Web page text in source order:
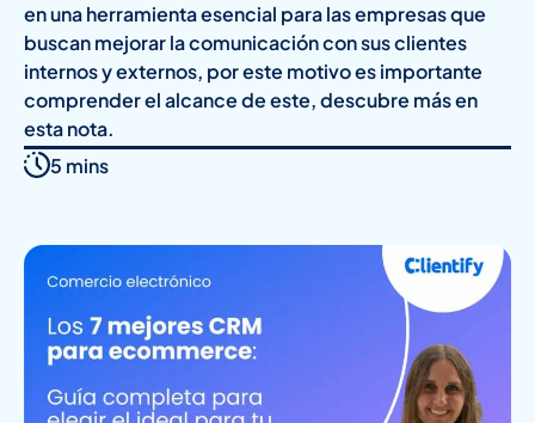
en una herramienta esencial para las empresas que
buscan mejorar la comunicación con sus clientes
internos y externos, por este motivo es importante
comprender el alcance de este, descubre más en
esta nota.
5 mins